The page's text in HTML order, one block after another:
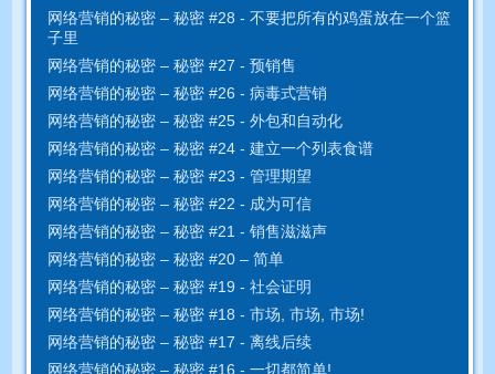
网络营销的秘密 – 秘密 #28 - 不要把所有的鸡蛋放在一个篮
子里
网络营销的秘密 – 秘密 #27 - 预销售
网络营销的秘密 – 秘密 #26 - 病毒式营销
网络营销的秘密 – 秘密 #25 - 外包和自动化
网络营销的秘密 – 秘密 #24 - 建立一个列表食谱
网络营销的秘密 – 秘密 #23 - 管理期望
网络营销的秘密 – 秘密 #22 - 成为可信
网络营销的秘密 – 秘密 #21 - 销售滋滋声
网络营销的秘密 – 秘密 #20 – 简单
网络营销的秘密 – 秘密 #19 - 社会证明
网络营销的秘密 – 秘密 #18 - 市场, 市场, 市场!
网络营销的秘密 – 秘密 #17 - 离线后续
网络营销的秘密 – 秘密 #16 - 一切都简单!